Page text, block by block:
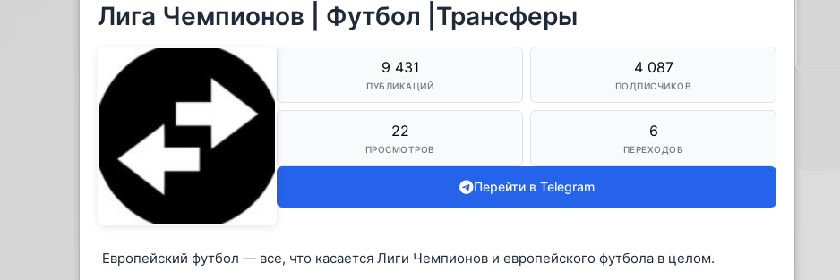
Лига Чемпионов | Футбол |Трансферы
9 431
ПУБЛИКАЦИЙ
4 087
ПОДПИСЧИКОВ
22
ПРОСМОТРОВ
6
ПЕРЕХОДОВ
Перейти в Telegram
Европейский футбол — все, что касается Лиги Чемпионов и европейского футбола в целом.